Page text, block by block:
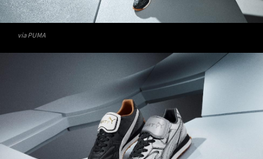
via PUMA